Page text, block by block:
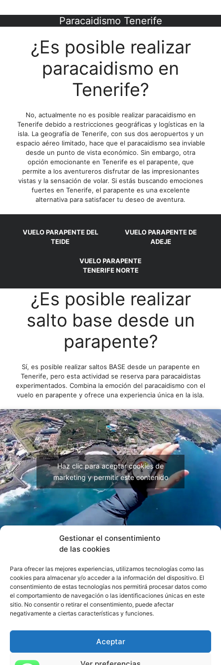
Gestionar el consentimiento
de las cookies
Para ofrecer las mejores experiencias, utilizamos tecnologías como las
cookies para almacenar y/o acceder a la información del dispositivo. El
consentimiento de estas tecnologías nos permitirá procesar datos como
el comportamiento de navegación o las identificaciones únicas en este
sitio. No consentir o retirar el consentimiento, puede afectar
negativamente a ciertas características y funciones.
Aceptar
al
Paracaidismo Tenerife
¿Es posible realizar
paracaidismo en
Tenerife?
No, actualmente no es posible realizar paracaidismo en
Tenerife debido a restricciones geográficas y logísticas en la
isla. La geografía de Tenerife, con sus dos aeropuertos y un
espacio aéreo limitado, hace que el paracaidismo sea inviable
desde un punto de vista económico. Sin embargo, otra
opción emocionante en Tenerife es el parapente, que
permite a los aventureros disfrutar de las impresionantes
vistas y la sensación de volar. Si estás buscando emociones
fuertes en Tenerife, el parapente es una excelente
alternativa para satisfacer tu deseo de aventura.
VUELO PARAPENTE DEL
TEIDE
VUELO PARAPENTE DE
ADEJE
VUELO PARAPENTE
TENERIFE NORTE
¿Es posible realizar
salto base desde un
parapente?
Sí, es posible realizar saltos BASE desde un parapente en
Tenerife, pero esta actividad se reserva para paracaidistas
experimentados. Combina la emoción del paracaidismo con el
vuelo en parapente y ofrece una experiencia única en la isla.
Haz clic para aceptar cookies de
marketing y permitir este contenido
Si tienes preguntas sobre el emocionante
mundo del vuelo en parapente en Tenerife,
estamos aquí para ayudarte. Visita nuestra
sección de Preguntas Frecuentes
ver más preguntas
www.ggaparapente.com |
ggaparapente@gmail.com |+34 628346948|terminos y
French
Italian